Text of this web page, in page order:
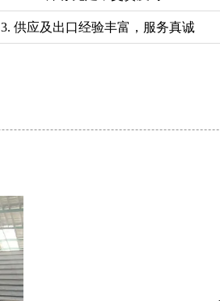
3. 供应及出口经验丰富，服务真诚